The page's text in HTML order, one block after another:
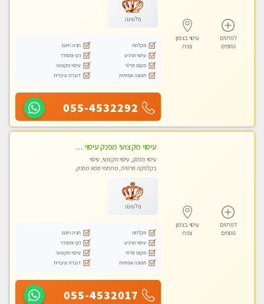
לפרטים
נוספים
עיסוי בצפון
צפת
פלטינה
מקלחת
חניה חינם
עיסוי מרגיע
נקי ומסודר
מקום פרטי
עיסוי מקצועי
תמונה אמיתית
דוברת עיברית
055-4532292
לפרטים
נוספים
עיסוי בצפון
צפת
עיסוי מקצועי מפנק עיסוי עם אבנים חמות. מעסה עם תעודות. טיפול מרגיע ומפנק באווירה נעימה ושקטה
עיסוי מפנק, עיסוי מקצועי, עיסוי
בקלניקה פרטית, מתחמי ספא מפנק,
פלטינה
מקלחת
חניה חינם
עיסוי מרגיע
נקי ומסודר
מקום פרטי
עיסוי מקצועי
תמונה אמיתית
דוברת עיברית
055-4532017